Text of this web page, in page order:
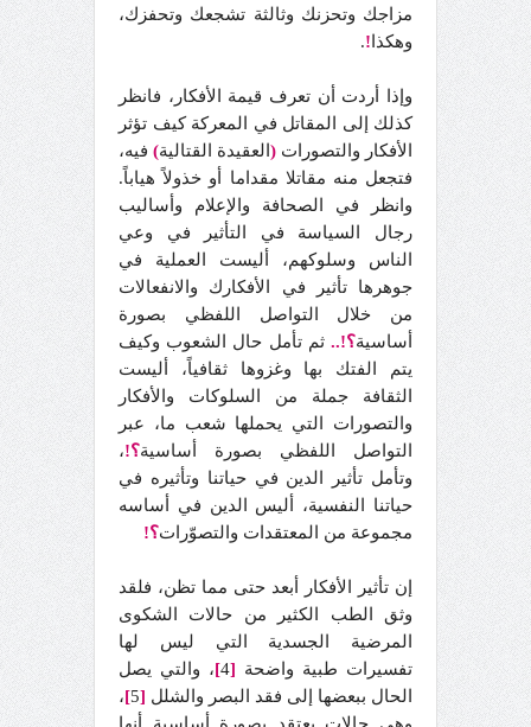
مزاجك وتحزنك وثالثة تشجعك وتحفزك،
وهكذا !
.
وإذا أردت أن تعرف قيمة الأفكار، فانظر
كذلك إلى المقاتل في المعركة كيف تؤثر
الأفكار والتصورات ( العقيدة القتالية) فيه،
فتجعل منه مقاتلا مقداما أو خذولاً هياباً.
وانظر في الصحافة والإعلام وأساليب
رجال السياسة في التأثير في وعي
الناس وسلوكهم، أليست العملية في
جوهرها تأثير في الأفكارك والانفعالات
من خلال التواصل اللفظي بصورة
أساسية؟!.. ثم تأمل حال الشعوب وكيف
يتم الفتك بها وغزوها ثقافياً، أليست
الثقافة جملة من السلوكات والأفكار
والتصورات التي يحملها شعب ما، عبر
التواصل اللفظي بصورة أساسية؟!،
وتأمل تأثير الدين في حياتنا وتأثيره في
حياتنا النفسية، أليس الدين في أساسه
مجموعة من المعتقدات والتصوّرات؟!
إن تأثير الأفكار أبعد حتى مما تظن، فلقد
وثق الطب الكثير من حالات الشكوى
المرضية الجسدية التي ليس لها
تفسيرات طبية واضحة [
4
]، والتي يصل
الحال ببعضها إلى فقد البصر والشلل [
5
]،